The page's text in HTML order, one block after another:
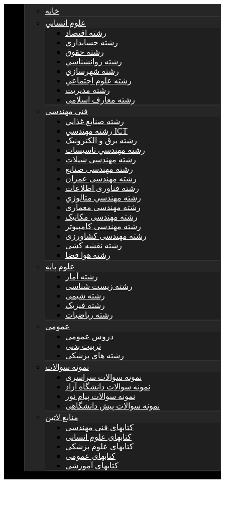
خانه
علوم انساني
رشته اقتصاد
رشته حسابداري
رشته حقوق
رشته روانشناسي
رشته شهرسازي
رشته علوم اجتماعي
رشته مديريت
رشته معارف اسلامی
فنی مهندسی
رشته صنايع غذايي
رشته مهندسي ICT
رشته برق و الکترونيک
رشته مهندسي تاسيسات
رشته مهندسی شیلات
رشته مهندسی صنایع
رشته مهندسی عمران
رشته فناوری اطلاعات
رشته مهندسي متالوژي
رشته مهندسی معماری
رشته مهندسی مکانیک
رشته مهندسی کامپیوتر
رشته مهندسی کشاورزی
رشته نقشه کشی
رشته هوا فضا
علوم پایه
رشته آمار
رشته زیست شناسی
رشته شیمی
رشته فیزیک
رشته ریاضیات
عمومی
دروس عمومی
تربیت بدنی
رشته های پزشکی
نمونه سوالات
نمونه سوالات سراسری
نمونه سوالات دانشگاه آزاد
نمونه سوالات پیام نور
نمونه سوالات پیش دانشگاهی
منابع لاتین
کتابهای فنی مهندسی
کتابهای علوم انسانی
کتابهای علوم پزشکی
کتابهای عمومی
کتابهای آموزشی